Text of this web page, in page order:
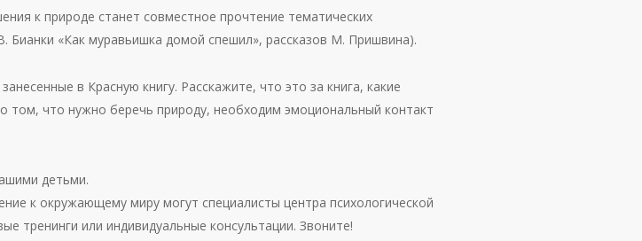
к природе станет совместное прочтение тематических
Бианки «Как муравьишка домой спешил», рассказов М. Пришвина).
в Красную книгу. Расскажите, что это за книга, какие
том, что нужно беречь природу, необходим эмоциональный контакт
детьми.
к окружающему миру могут специалисты центра психологической
тренинги или индивидуальные консультации. Звоните!